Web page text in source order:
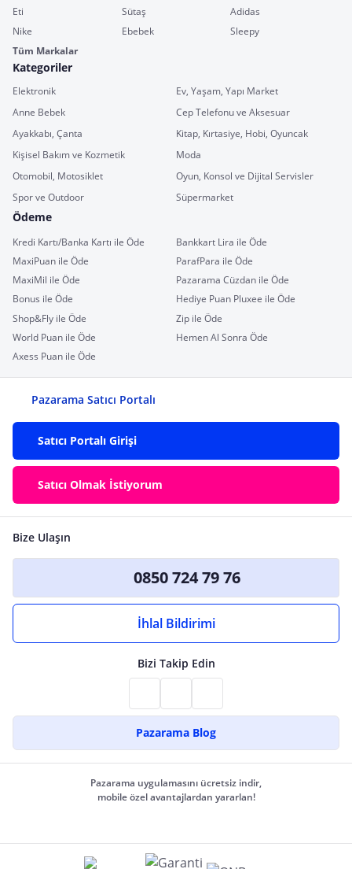
Eti
Sütaş
Adidas
Nike
Ebebek
Sleepy
Tüm Markalar
Kategoriler
Elektronik
Ev, Yaşam, Yapı Market
Anne Bebek
Cep Telefonu ve Aksesuar
Ayakkabı, Çanta
Kitap, Kırtasiye, Hobi, Oyuncak
Kişisel Bakım ve Kozmetik
Moda
Otomobil, Motosiklet
Oyun, Konsol ve Dijital Servisler
Spor ve Outdoor
Süpermarket
Ödeme
Kredi Kartı/Banka Kartı ile Öde
Bankkart Lira ile Öde
MaxiPuan ile Öde
ParafPara ile Öde
MaxiMil ile Öde
Pazarama Cüzdan ile Öde
Bonus ile Öde
Hediye Puan Pluxee ile Öde
Shop&Fly ile Öde
Zip ile Öde
World Puan ile Öde
Hemen Al Sonra Öde
Axess Puan ile Öde
Pazarama Satıcı Portalı
Satıcı Portalı Girişi
Satıcı Olmak İstiyorum
Bize Ulaşın
0850 724 79 76
İhlal Bildirimi
Bizi Takip Edin
Pazarama Blog
Pazarama uygulamasını ücretsiz indir,
mobile özel avantajlardan yararlan!